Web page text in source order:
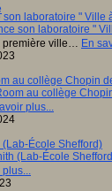
son laboratoire " Ville
première ville… En
au collège Chopin
plus...
(Lab-École Shefford)
plus...